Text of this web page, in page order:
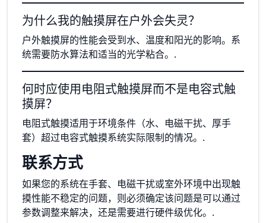
为什么我的触摸屏在户外会失灵？
户外触摸屏的性能会受到水、温度和阳光的影响。系
统需要防水算法和适当的光学粘合。.
何时应使用电阻式触摸屏而不是电容式触
摸屏？
电阻式触摸适用于环境条件（水、电磁干扰、厚手
套）超过电容式触摸系统实际限制的情况。.
联系方式
如果您的系统在手套、电磁干扰或室外环境中出现触
摸性能不稳定的问题，则必须确定该问题是可以通过
参数调整来解决，还是需要进行硬件级优化。.